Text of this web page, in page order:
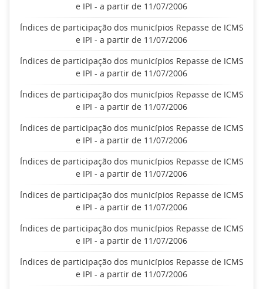
e IPI - a partir de 11/07/2006
Índices de participação dos municípios Repasse de ICMS
e IPI - a partir de 11/07/2006
Índices de participação dos municípios Repasse de ICMS
e IPI - a partir de 11/07/2006
Índices de participação dos municípios Repasse de ICMS
e IPI - a partir de 11/07/2006
Índices de participação dos municípios Repasse de ICMS
e IPI - a partir de 11/07/2006
Índices de participação dos municípios Repasse de ICMS
e IPI - a partir de 11/07/2006
Índices de participação dos municípios Repasse de ICMS
e IPI - a partir de 11/07/2006
Índices de participação dos municípios Repasse de ICMS
e IPI - a partir de 11/07/2006
Índices de participação dos municípios Repasse de ICMS
e IPI - a partir de 11/07/2006